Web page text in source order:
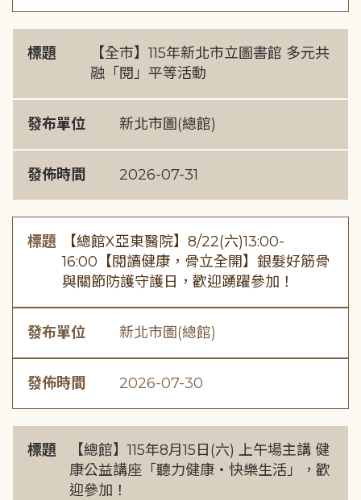
標題
【全市】115年新北市立圖書館 多元共
融「閱」平等活動
發布單位 新北市圖(總館)
發佈時間 2026-07-31
標題
【總館X亞東醫院】8/22(六)13:00-
16:00【閱讀健康，骨立全開】銀髮好筋骨
與關節防護守護日，歡迎踴躍參加！
發布單位 新北市圖(總館)
發佈時間 2026-07-30
標題
【總館】115年8月15日(六) 上午場主講 健
康公益講座「聽力健康・快樂生活」，歡
迎參加！